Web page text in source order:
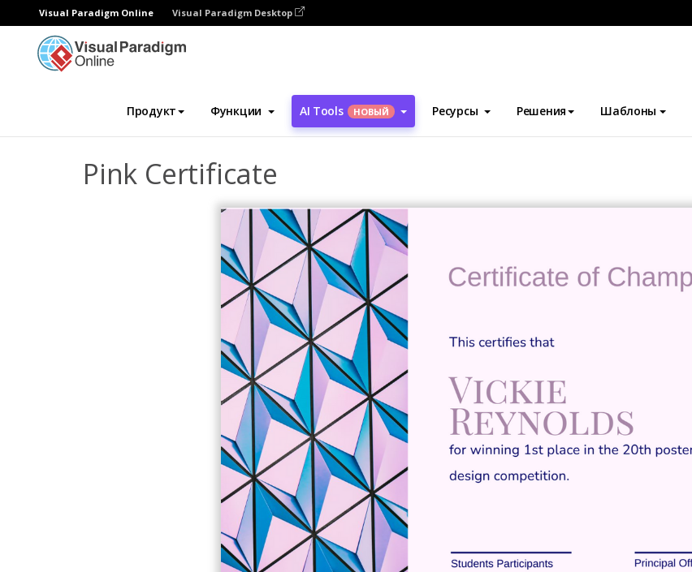
Visual Paradigm Online Visual Paradigm Desktop
Продукт Функции AI Tools НОВЫЙ Ресурсы Решения Шаблоны
Инструмент графического дизайна Шаблоны Сертификаты
Pink Certificate